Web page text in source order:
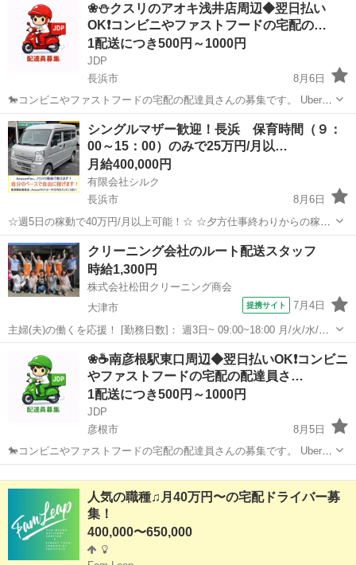
❀⛄クスリのアオキ浅井店周辺◆翌日払い
OK❗️コンビニやファストフードの宅配の…
1配送につき500円～1000円
JDP
長浜市
8月6日
🐎コンビニやファストフードの宅配の配達員さんの募集です。 Uber
eatsや出前館のように配達専用アプリを使用していただき、オファー
内容を確認していただいてから受ける受けないは自由となります。 配
達時の使用...
滋賀 長浜市 配送 ファストフード
シングルマザー歓迎！長浜 保育時間（９：
00～15：00）のみで25万円/月以…
月給400,000円
有限会社シルク
長浜市
8月6日
☆週5日の稼動で40万円/月以上可能！☆ ☆夕方仕事終わりからの稼
働、休日の稼動で20万円/月以上可能！☆ ☆雇われない働き方、自由な
スタイルでの働き方を【Amazon Flex】で始めましょう！☆ 個人事業
主とし...
滋賀 長浜市 配送 Amazon
クリーニング会社のルート配送スタッフ
時給1,300円
株式会社松田クリーニング商会
大津市
提携サイト 7月4日
主婦(夫)の働くを応援！ [勤務日数]： 週3日~ 09:00~18:00 月/火/水/木/
金/土/日 などから選べます [勤務地・最寄駅]： 滋賀県大津市蓮池町10-
22 株式会社松田クリーニング商会 唐崎駅徒歩5分 ...
配送
❀☕南彦根駅東口周辺◆翌日払いOK❗️コンビニ
やファストフードの宅配の配達員さ…
1配送につき500円～1000円
JDP
彦根市
8月5日
🐎コンビニやファストフードの宅配の配達員さんの募集です。 Uber
eatsや出前館のように配達専用アプリを使用していただき、オファー
内容を確認していただいてから受ける受けないは自由となります。 配
達時の使用...
人気の職種♫月40万円〜の宅配ドライバー募
集！
400,000〜650,000